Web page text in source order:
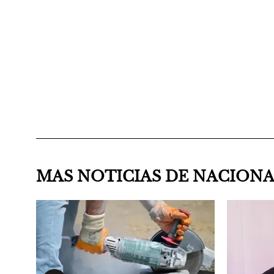
MAS NOTICIAS DE